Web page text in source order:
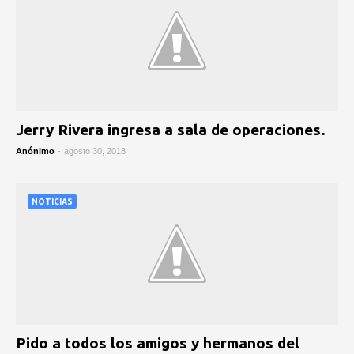
Jerry Rivera ingresa a sala de operaciones.
Anónimo - agosto 30, 2018
NOTICIAS
Pido a todos los amigos y hermanos del